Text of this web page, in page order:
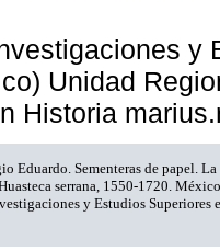
y
Unidad
Historia
Eduardo. Sementeras de papel.
serrana, 1550-1720.
y Estudios Superiores